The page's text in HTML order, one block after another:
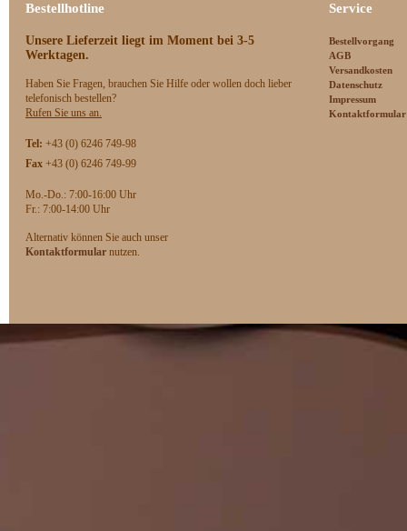
Bestellhotline
Unsere Lieferzeit liegt im Moment bei 3-5
Werktagen.
Haben Sie Fragen, brauchen Sie Hilfe oder wollen doch lieber
telefonisch bestellen?
Rufen Sie uns an.
Tel: +43 (0) 6246 749-98
Fax +43 (0) 6246 749-99
Mo.-Do.: 7:00-16:00 Uhr
Fr.: 7:00-14:00 Uhr
Alternativ können Sie auch unser
Kontaktformular nutzen.
Service
Bestellvorgang
AGB
Versandkosten
Datenschutz
Impressum
Kontaktformular